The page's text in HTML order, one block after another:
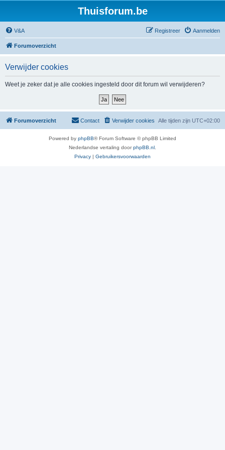
Thuisforum.be
V&A Aanmelden
Registreer
Forumoverzicht
Verwijder cookies
Weet je zeker dat je alle cookies ingesteld door dit forum wil verwijderen?
Forumoverzicht Alle tijden zijn UTC+02:00
Verwijder cookies
Contact
Powered by phpBB® Forum Software © phpBB Limited
Nederlandse vertaling doorphpBB.nl
Privacy | Gebruikersvoorwaarden